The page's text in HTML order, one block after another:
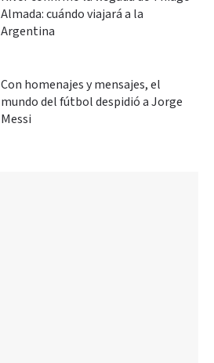
Almada: cuándo viajará a la
Argentina
Con homenajes y mensajes, el
mundo del fútbol despidió a Jorge
Messi